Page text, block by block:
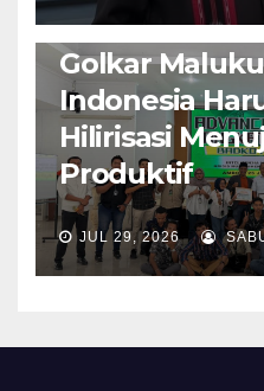
Isi Materi LK-
Golkar
Indonesia
Hilirisasi
Produktif
JUL 29, 2026